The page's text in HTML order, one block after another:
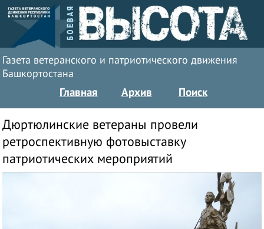
Газета ветеранского и патриотического движения
Башкортостана
Главная Архив Поиск
Дюртюлинские ветераны провели
ретроспективную фотовыставку
патриотических мероприятий